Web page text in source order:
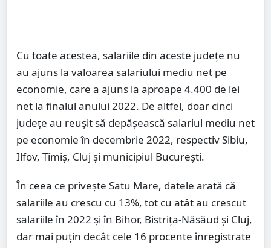
Cu toate acestea, salariile din aceste judeţe nu
au ajuns la valoarea salariului mediu net pe
economie, care a ajuns la aproape 4.400 de lei
net la finalul anului 2022. De altfel, doar cinci
judeţe au reuşit să depăşească salariul mediu net
pe economie în decembrie 2022, respectiv Sibiu,
Ilfov, Timiş, Cluj şi municipiul Bucureşti.
În ceea ce privește Satu Mare, datele arată că
salariile au crescu cu 13%, tot cu atât au crescut
salariile în 2022 și în Bihor, Bistrița-Năsăud și Cluj,
dar mai puțin decât cele 16 procente înregistrate